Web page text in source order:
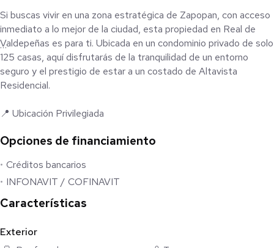
Si buscas vivir en una zona estratégica de Zapopan, con acceso
inmediato a lo mejor de la ciudad, esta propiedad en Real de
Valdepeñas es para ti. Ubicada en un condominio privado de solo
125 casas, aquí disfrutarás de la tranquilidad de un entorno
seguro y el prestigio de estar a un costado de Altavista
Residencial.
📍 Ubicación Privilegiada
A 15 min de Andares: El epicentro del lujo y los negocios en
Conectividad Total: Salida rápida a Periférico Norte y
excelentes vías de acceso.
Cerca de Todo: Rodeado de las mejores universidades,
Opciones de financiamiento
Créditos bancarios
INFONAVIT / COFINAVIT
Características
Exterior